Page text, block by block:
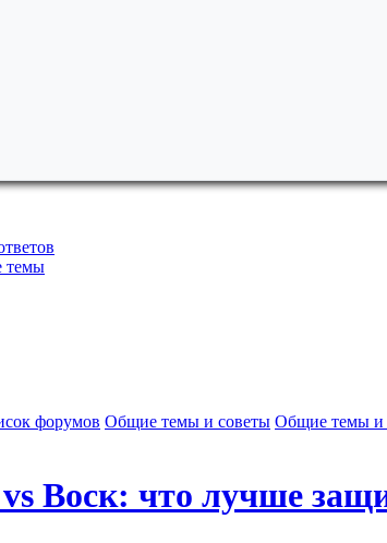
темы
форумов Общие темы и советы Общие темы и
Воск: что лучше